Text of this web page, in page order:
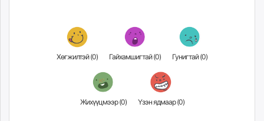
Хөгжилтэй (0) Гайхамшигтай (0) Гунигтай (0)
Жихүүцмээр (0) Үзэн ядмаар (0)